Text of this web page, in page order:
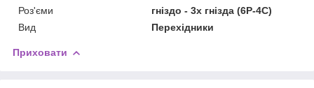
Роз'єми
гніздо - 3х гнізда (6P-4C)
Вид
Перехідники
Приховати